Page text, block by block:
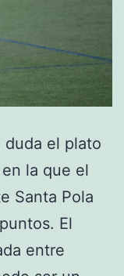
duda el plato
la que el
Santa Pola
El
entre